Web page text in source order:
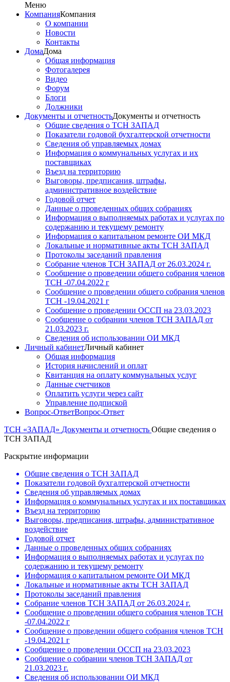
Меню
КомпанияКомпания
О компании
Новости
Контакты
ДомаДома
Общая информация
Фотогалерея
Видео
Форум
Блоги
Должники
Документы и отчетностьДокументы и отчетность
Общие сведения о ТСН ЗАПАД
Показатели годовой бухгалтерской отчетности
Сведения об управляемых домах
Информация о коммунальных услугах и их
поставщиках
Въезд на территорию
Выговоры, предписания, штрафы,
административное воздействие
Годовой отчет
Данные о проведенных общих собраниях
Информация о выполняемых работах и услугах по
содержанию и текущему ремонту
Информация о капитальном ремонте ОИ МКД
Локальные и нормативные акты ТСН ЗАПАД
Протоколы заседаний правления
Собрание членов ТСН ЗАПАД от 26.03.2024 г.
Сообщение о проведении общего собрания членов
ТСН -07.04.2022 г
Сообщение о проведении общего собрания членов
ТСН -19.04.2021 г
Сообщение о проведении ОССП на 23.03.2023
Сообщение о собрании членов ТСН ЗАПАД от
21.03.2023 г.
Сведения об использовании ОИ МКД
Личный кабинетЛичный кабинет
Общая информация
История начислений и оплат
Квитанция на оплату коммунальных услуг
Данные счетчиков
Оплатить услуги через сайт
Управление подпиской
Вопрос-ОтветВопрос-Ответ
ТСН «ЗАПАД» Документы и отчетность Общие сведения о
ТСН ЗАПАД
Раскрытие информации
Общие сведения о ТСН ЗАПАД
Показатели годовой бухгалтерской отчетности
Сведения об управляемых домах
Информация о коммунальных услугах и их поставщиках
Въезд на территорию
Выговоры, предписания, штрафы, административное
воздействие
Годовой отчет
Данные о проведенных общих собраниях
Информация о выполняемых работах и услугах по
содержанию и текущему ремонту
Информация о капитальном ремонте ОИ МКД
Локальные и нормативные акты ТСН ЗАПАД
Протоколы заседаний правления
Собрание членов ТСН ЗАПАД от 26.03.2024 г.
Сообщение о проведении общего собрания членов ТСН
-07.04.2022 г
Сообщение о проведении общего собрания членов ТСН
-19.04.2021 г
Сообщение о проведении ОССП на 23.03.2023
Сообщение о собрании членов ТСН ЗАПАД от
21.03.2023 г.
Сведения об использовании ОИ МКД